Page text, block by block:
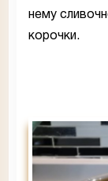
нему
корочки.